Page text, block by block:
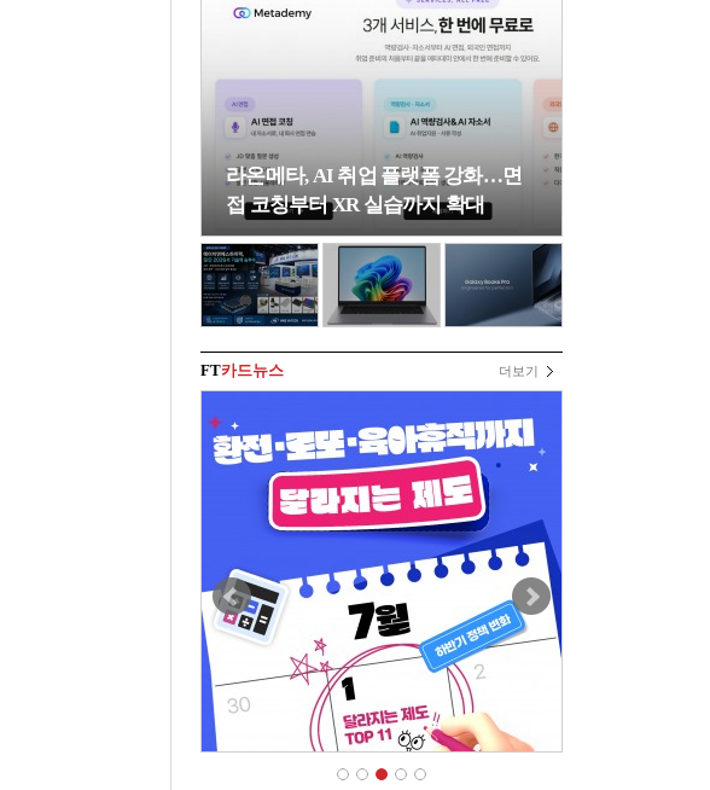
라온메타, AI 취업 플랫폼 강화…면
접 코칭부터 XR 실습까지 확대
FT카드뉴스 더보기